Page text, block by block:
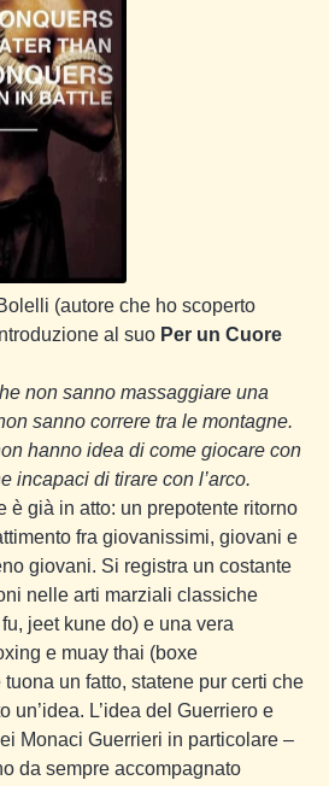
(autore che ho scoperto
al suo Per un Cuore
non sanno massaggiare una
sanno correre tra le montagne.
hanno idea di come giocare con
incapaci di tirare con l’arco.
è già in atto: un prepotente ritorno
fra giovanissimi, giovani e
giovani. Si registra un costante
nelle arti marziali classiche
jeet kune do) e una vera
e muay thai (boxe
un fatto, statene pur certi che
un’idea. L’idea del Guerriero e
Monaci Guerrieri in particolare –
da sempre accompagnato